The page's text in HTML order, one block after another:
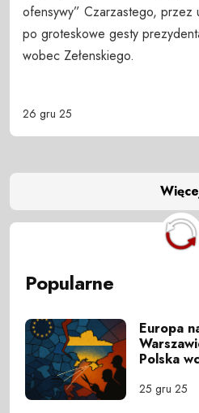
ofensywy” Czarzastego, przez
po groteskowe gesty
wobec Zełenskiego.
26 gru 25
Popularne
Europa
Polska
25 gru 25